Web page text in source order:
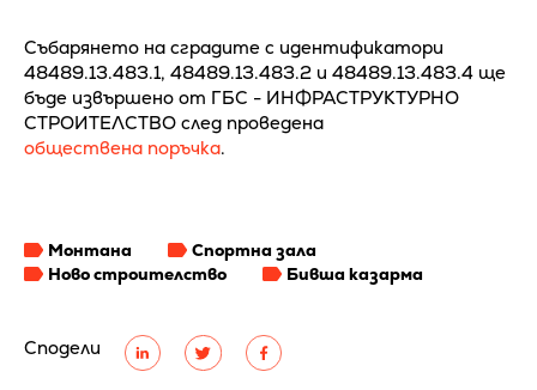
Сподели
Събарянето на сградите с идентификатори
48489.13.483.1, 48489.13.483.2 и 48489.13.483.4 ще
бъде извършено от ГБС - ИНФРАСТРУКТУРНО
СТРОИТЕЛСТВО след проведена
обществена поръчка.
Монтана
Спортна зала
Ново строителство
Бивша казарма